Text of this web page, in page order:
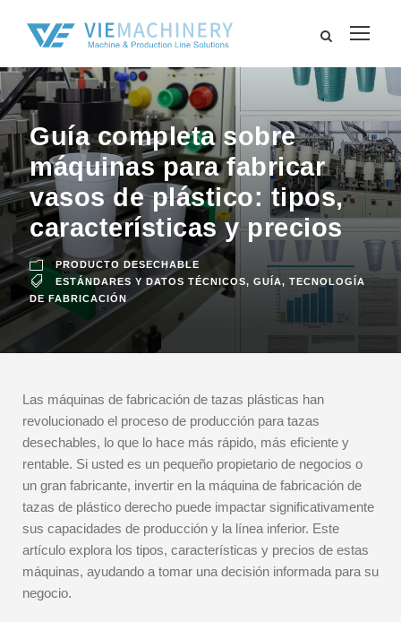
Guía completa sobre
máquinas para fabricar
vasos de plástico: tipos,
características y precios
PRODUCTO DESECHABLE
ESTÁNDARES Y DATOS TÉCNICOS, GUÍA, TECNOLOGÍA
DE FABRICACIÓN
Las máquinas de fabricación de tazas plásticas han
revolucionado el proceso de producción para tazas
desechables, lo que lo hace más rápido, más eficiente y
rentable. Si usted es un pequeño propietario de negocios o
un gran fabricante, invertir en la máquina de fabricación de
tazas de plástico derecho puede impactar significativamente
sus capacidades de producción y la línea inferior. Este
artículo explora los tipos, características y precios de estas
máquinas, ayudando a tomar una decisión informada para su
negocio.